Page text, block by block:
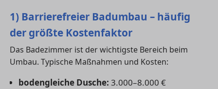
1) Barrierefreier Badumbau – häufig
der größte Kostenfaktor
Das Badezimmer ist der wichtigste Bereich beim
Umbau. Typische Maßnahmen und Kosten:
bodengleiche Dusche: 3.000–8.000 €